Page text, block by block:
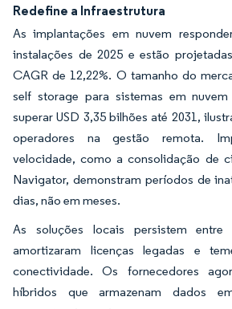
Redefine a Infraestrutura
As implantações em nuvem
instalações de 2025 e estão
CAGR de 12,22%. O tamanho do
self storage para sistemas em
superar USD 3,35 bilhões até 2031,
operadores na gestão remota.
velocidade, como a consolidação de
Navigator, demonstram períodos de
dias, não em meses.
As soluções locais persistem entre
amortizaram licenças legadas e
conectividade. Os fornecedores
híbridos que armazenam dados